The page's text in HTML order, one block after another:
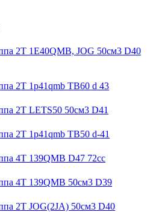
2Т 1E40QMB, JOG 50см3 D40
2Т 1p41qmb TB60 d 43
2Т LETS50 50см3 D41
2Т 1p41qmb ТВ50 d-41
4T 139QMB D47 72сс
4Т 139QMB 50см3 D39
2Т JOG(2JA) 50см3 D40